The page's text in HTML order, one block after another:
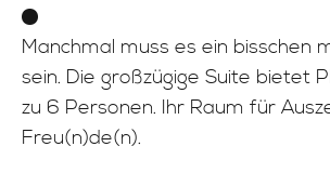
Manchmal muss es ein bisschen
sein. Die großzügige Suite bietet
zu 6 Personen. Ihr Raum für
Freu(n)de(n).